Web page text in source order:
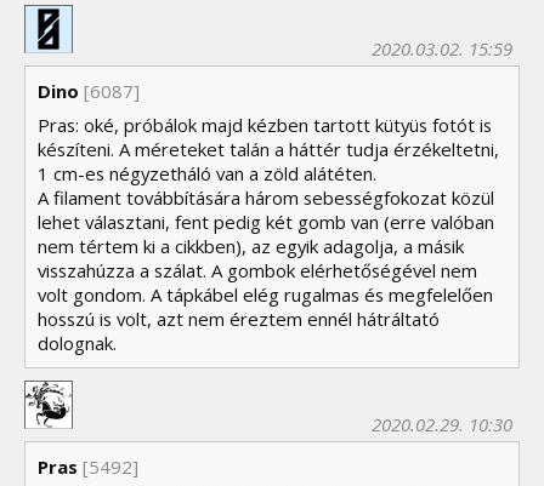
Dino
2020.03.02. 15:59
[6087]
Pras: oké, próbálok majd kézben tartott kütyüs fotót is
készíteni. A méreteket talán a háttér tudja érzékeltetni,
1 cm-es négyzetháló van a zöld alátéten.
A filament továbbítására három sebességfokozat közül
lehet választani, fent pedig két gomb van (erre valóban
nem tértem ki a cikkben), az egyik adagolja, a másik
visszahúzza a szálat. A gombok elérhetőségével nem
volt gondom. A tápkábel elég rugalmas és megfelelően
hosszú is volt, azt nem éreztem ennél hátráltató
dolognak.
Pras
2020.02.29. 10:30
[5492]